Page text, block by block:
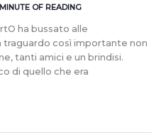
OF READING
ha bussato alle
così importante non
tanti amici e un brindisi.
di quello che era